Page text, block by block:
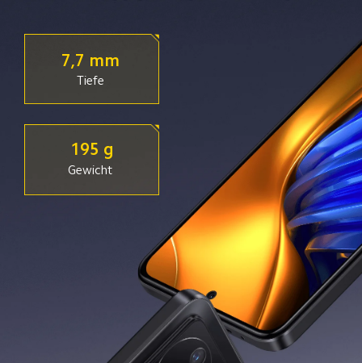
7,7 mm
Tiefe
195 g
Gewicht